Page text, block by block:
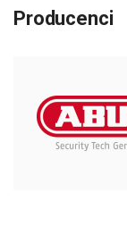
Producenci